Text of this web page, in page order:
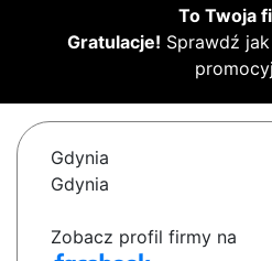
To Twoja
Gratulacje! Sprawdź
Gdynia
Gdynia
Zobacz profil firmy na